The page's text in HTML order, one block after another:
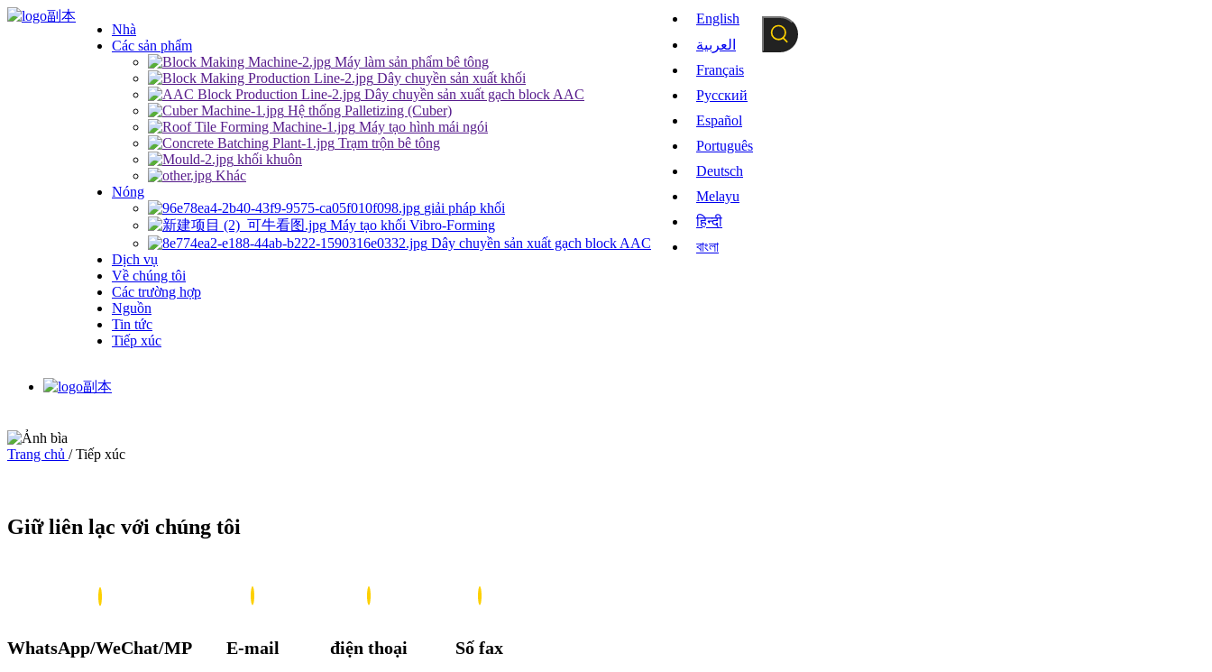
Nhà
Các sản phẩm
Máy làm sản phẩm bê tông
Dây chuyền sản xuất khối
Dây chuyền sản xuất gạch block AAC
Hệ thống Palletizing (Cuber)
Máy tạo hình mái ngói
Trạm trộn bê tông
khối khuôn
Khác
Nóng
giải pháp khối
Máy tạo khối Vibro-Forming
Dây chuyền sản xuất gạch block AAC
Dịch vụ
Về chúng tôi
Các trường hợp
Nguồn
Tin tức
Tiếp xúc
English
العربية
Français
Pусский
Español
Português
Deutsch
Melayu
हिन्दी
বাংলা
Trang chủ /Tiếp xúc
Giữ liên lạc với chúng tôi
WhatsApp/WeChat/MP E-mail điện thoại Số fax